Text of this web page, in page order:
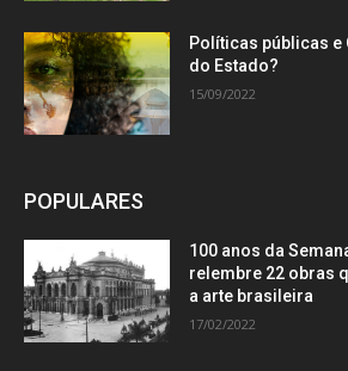
Políticas públicas e
do Estado?
15/09/2022
POPULARES
100 anos da
relembre 22 obras
a arte brasileira
17/02/2022